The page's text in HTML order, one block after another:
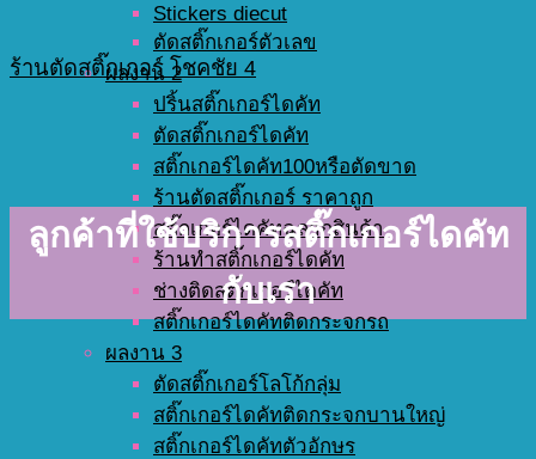
Stickers diecut
ตัดสติ๊กเกอร์ตัวเลข
ผลงาน 2
ปริ้นสติ๊กเกอร์ไดคัท
ตัดสติ๊กเกอร์ไดคัท
สติ๊กเกอร์ไดคัท100หรือตัดขาด
ร้านตัดสติ๊กเกอร์ ราคาถูก
สติ๊กเกอร์ไดคัทฉลากสินค้า
ร้านทำสติ๊กเกอร์ไดคัท
ช่างติดสติ๊กเกอร์ไดคัท
สติ๊กเกอร์ไดคัทติดกระจกรถ
ผลงาน 3
ตัดสติ๊กเกอร์โลโก้กลุ่ม
สติ๊กเกอร์ไดคัทติดกระจกบานใหญ่
สติ๊กเกอร์ไดคัทตัวอักษร
ร้านตัดสติ๊กเกอร์ โชคชัย 4
ลูกค้าที่ใช้บริการสติ๊กเกอร์ไดคัท
กับเรา